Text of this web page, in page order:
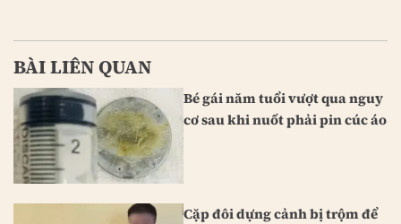
BÀI LIÊN QUAN
Bé gái năm tuổi vượt qua nguy
cơ sau khi nuốt phải pin cúc áo
Cặp đôi dựng cảnh bị trộm để